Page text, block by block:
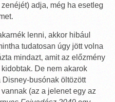
adja, még ha esetleg
lenni, akkor hibául
tudatosan úgy jött volna
mindazt, amit az előzmény
De nem akarok
busónak öltözött
(az a jelenet egy az